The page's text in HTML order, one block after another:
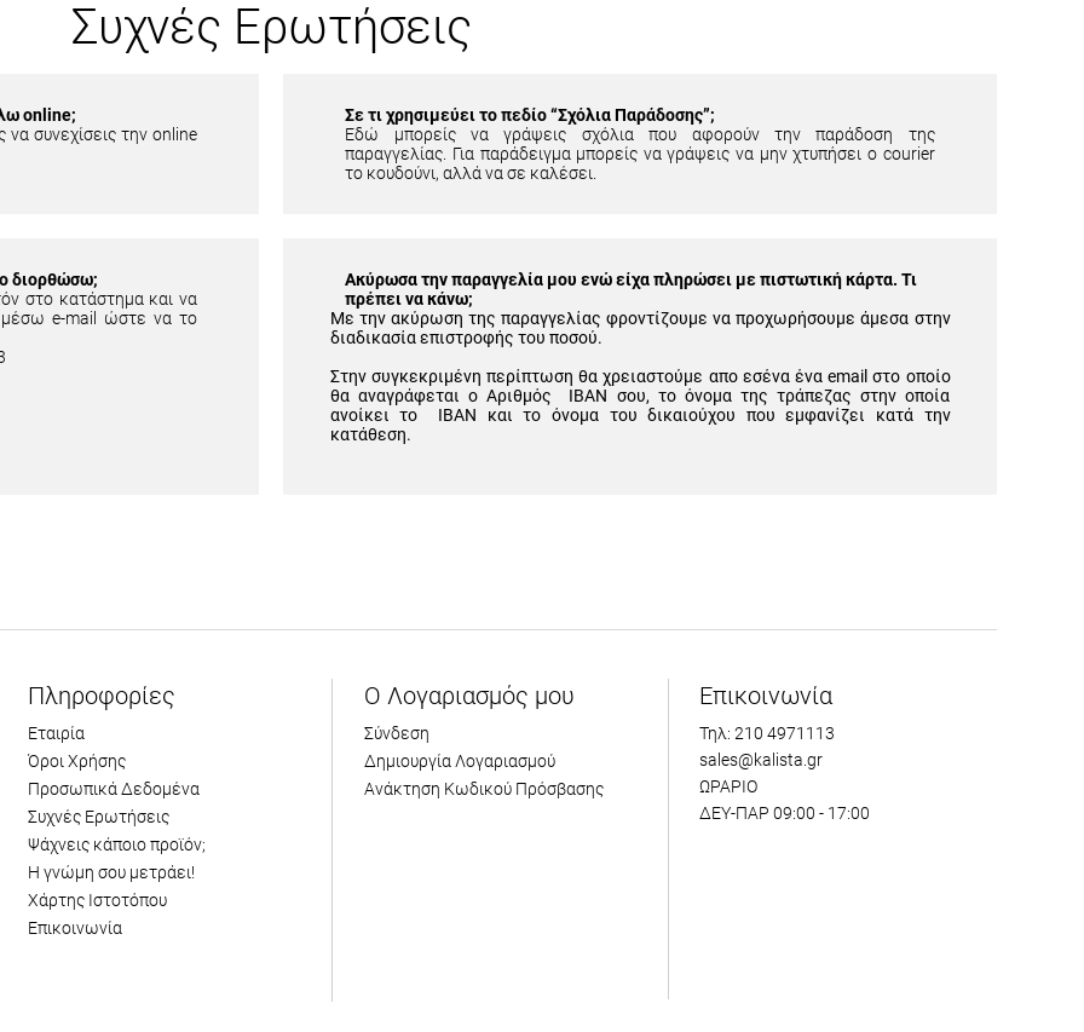
Συχνές Ερωτήσεις
online;
συνεχίσεις την online
Σε τι χρησιμεύει το πεδίο “Σχόλια Παράδοσης”;
Εδώ μπορείς να γράψεις σχόλια που αφορούν την παράδοση της
παραγγελίας. Για παράδειγμα μπορείς να γράψεις να μην χτυπήσει ο courier
το κουδούνι, αλλά να σε καλέσει.
διορθώσω;
στο κατάστημα και να
μέσω e-mail ώστε να το
Ακύρωσα την παραγγελία μου ενώ είχα πληρώσει με πιστωτική κάρτα. Τι
πρέπει να κάνω;
Με την ακύρωση της παραγγελίας φροντίζουμε να προχωρήσουμε άμεσα στην
διαδικασία επιστροφής του ποσού.
Στην συγκεκριμένη περίπτωση θα χρειαστούμε απο εσένα ένα email στο οποίο
θα αναγράφεται ο Αριθμός IBAN σου, το όνομα της τράπεζας στην οποία
ανοίκει το IBAN και το όνομα του δικαιούχου που εμφανίζει κατά την
κατάθεση.
Πληροφορίες
Εταιρία
Όροι Χρήσης
Προσωπικά Δεδομένα
Συχνές Ερωτήσεις
Ψάχνεις κάποιο προϊόν;
Η γνώμη σου μετράει!
Χάρτης Ιστοτόπου
Επικοινωνία
Ο Λογαριασμός μου
Σύνδεση
Δημιουργία Λογαριασμού
Ανάκτηση Κωδικού Πρόσβασης
Επικοινωνία
Τηλ: 210 4971113
sales@kalista.gr
ΩΡΑΡΙΟ
ΔΕΥ-ΠΑΡ 09:00 - 17:00